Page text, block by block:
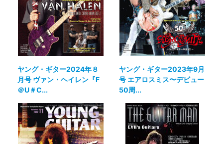
ヤング・ギター2024年８
月号 ヴァン・ヘイレン『F
＠U＃C...
ヤング・ギター2023年9月
号 エアロスミス〜デビュー
50周...